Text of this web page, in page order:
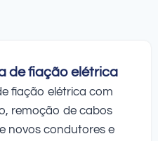
de fiação elétrica
fiação elétrica com
remoção de cabos
novos condutores e